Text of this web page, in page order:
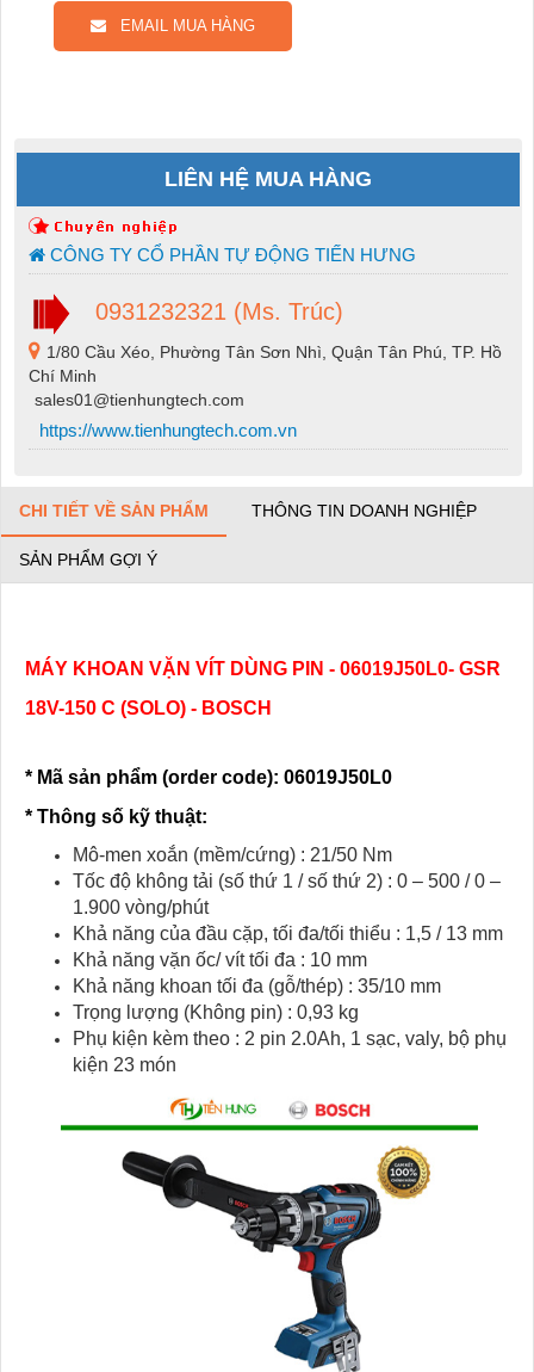
EMAIL MUA HÀNG
LIÊN HỆ MUA HÀNG
CÔNG TY CỔ PHẦN TỰ ĐỘNG TIẾN HƯNG
0931232321 (Ms. Trúc)
1/80 Cầu Xéo, Phường Tân Sơn Nhì, Quận Tân Phú, TP. Hồ
Chí Minh
sales01@tienhungtech.com
https://www.tienhungtech.com.vn
CHI TIẾT VỀ SẢN PHẨM THÔNG TIN DOANH NGHIỆP
SẢN PHẨM GỢI Ý
MÁY KHOAN VẶN VÍT DÙNG PIN - 06019J50L0- GSR
18V-150 C (SOLO) - BOSCH
* Mã sản phẩm (order code): 06019J50L0
* Thông số kỹ thuật:
Mô-men xoắn (mềm/cứng) : 21/50 Nm
Tốc độ không tải (số thứ 1 / số thứ 2) : 0 – 500 / 0 –
1.900 vòng/phút
Khả năng của đầu cặp, tối đa/tối thiểu : 1,5 / 13 mm
Khả năng vặn ốc/ vít tối đa : 10 mm
Khả năng khoan tối đa (gỗ/thép) : 35/10 mm
Trọng lượng (Không pin) : 0,93 kg
Phụ kiện kèm theo : 2 pin 2.0Ah, 1 sạc, valy, bộ phụ
kiện 23 món